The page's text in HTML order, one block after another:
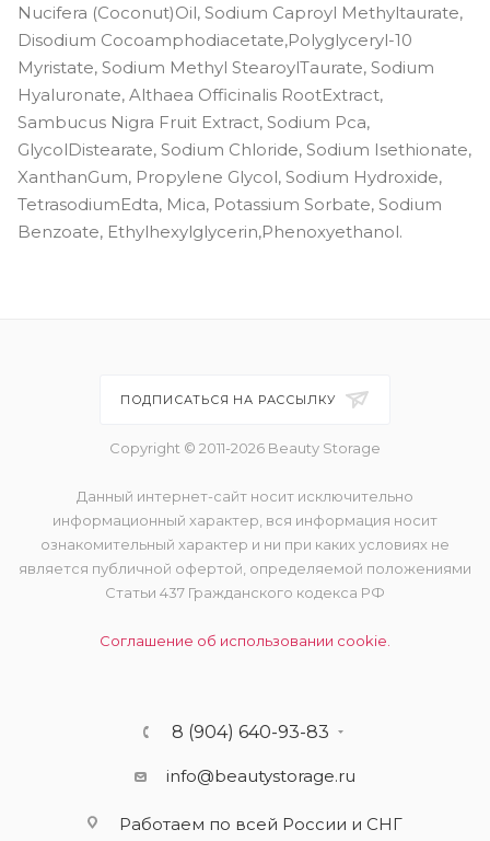
Nucifera (Coconut)Oil, Sodium Caproyl Methyltaurate,
Disodium Cocoamphodiacetate,Polyglyceryl-10
Myristate, Sodium Methyl StearoylTaurate, Sodium
Hyaluronate, Althaea Officinalis RootExtract,
Sambucus Nigra Fruit Extract, Sodium Pca,
GlycolDistearate, Sodium Chloride, Sodium Isethionate,
XanthanGum, Propylene Glycol, Sodium Hydroxide,
TetrasodiumEdta, Mica, Potassium Sorbate, Sodium
Benzoate, Ethylhexylglycerin,Phenoxyethanol.
ПОДПИСАТЬСЯ НА РАССЫЛКУ
Copyright © 2011-2026 Beauty Storage
Данный интернет-сайт носит исключительно
информационный характер, вся информация носит
ознакомительный характер и ни при каких условиях не
является публичной офертой, определяемой положениями
Статьи 437 Гражданского кодекса РФ
Соглашение об использовании cookie.
8 (904) 640-93-83
info@beautystorage.ru
Работаем по всей России и СНГ